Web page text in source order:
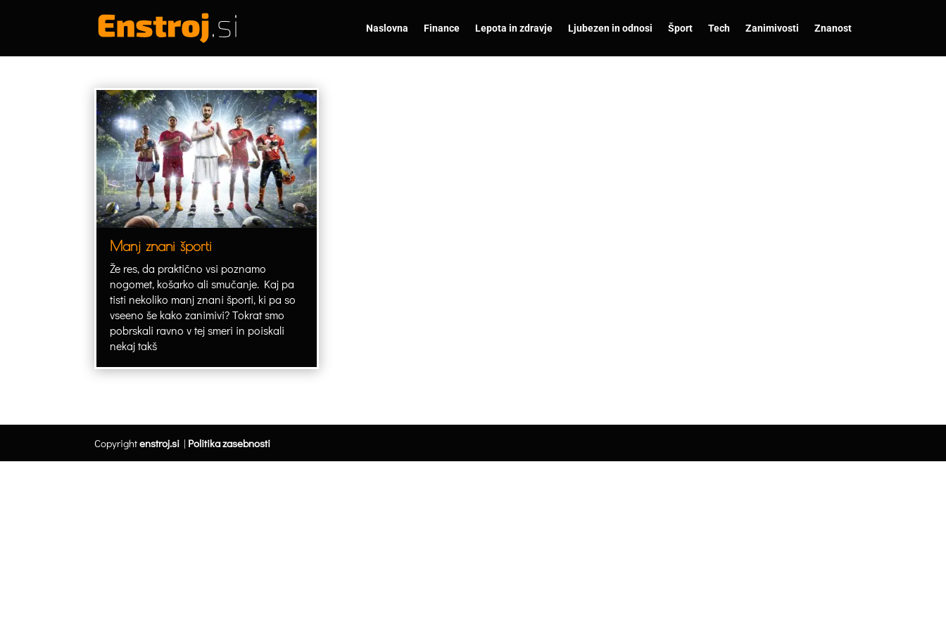
Naslovna Finance Lepota in zdravje Ljubezen in odnosi Šport Tech Zanimivosti Znanost
Manj znani športi
Že res, da praktično vsi poznamo
nogomet, košarko ali smučanje. Kaj pa
tisti nekoliko manj znani športi, ki pa so
vseeno še kako zanimivi? Tokrat smo
pobrskali ravno v tej smeri in poiskali
nekaj takš
Copyrightenstroj.si | Politika zasebnosti